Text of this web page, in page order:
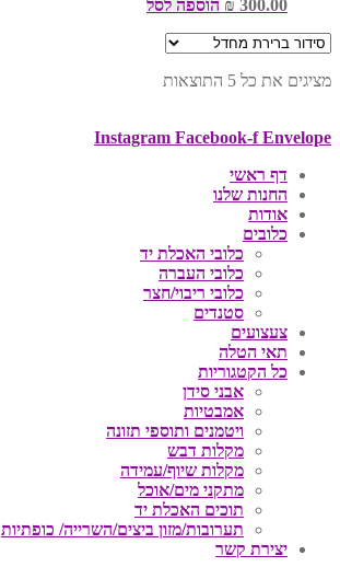
₪ 300.00 הוספה לסל
מציגים את כל ⁦5⁩ התוצאות
Instagram Facebook-f Envelope
דף ראשי
החנות שלנו
אודות
כלובים
כלובי האכלת יד
כלובי העברה
כלובי ריבוי/חצר
סטנדים
צעצועים
תאי הטלה
כל הקטגוריות
אבני סידן
אמבטיות
ויטמנים ותוספי תזונה
מקלות דבש
מקלות שיוף/עמידה
מתקני מים/אוכל
תוכים האכלת יד
תערובות/מזון ביצים/השרייה/ כופתיות
יצירת קשר